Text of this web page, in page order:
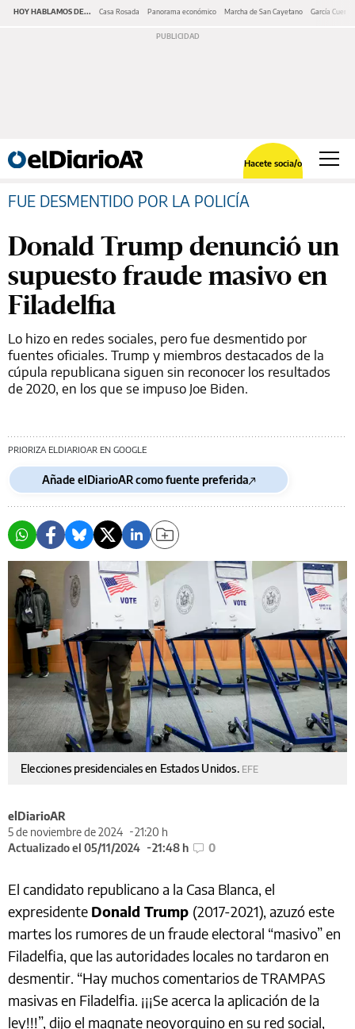
HOY HABLAMOS DE... Casa Rosada Panorama económico Marcha de San Cayetano García Cuerva
Hacete socia/o
FUE DESMENTIDO POR LA POLICÍA
Donald Trump denunció un
supuesto fraude masivo en
Filadelfia
Lo hizo en redes sociales, pero fue desmentido por
fuentes oficiales. Trump y miembros destacados de la
cúpula republicana siguen sin reconocer los resultados
de 2020, en los que se impuso Joe Biden.
PRIORIZA ELDIARIOAR EN GOOGLE
Añade elDiarioAR como fuente preferida
Elecciones presidenciales en Estados Unidos. EFE
elDiarioAR
5 de noviembre de 2024
21:20 h
Actualizado el 05/11/2024
21:48 h 0
El candidato republicano a la Casa Blanca, el
expresidente Donald Trump (2017-2021), azuzó este
martes los rumores de un fraude electoral “masivo” en
Filadelfia, que las autoridades locales no tardaron en
desmentir. “Hay muchos comentarios de TRAMPAS
masivas en Filadelfia. ¡¡¡Se acerca la aplicación de la
ley!!!”, dijo el magnate neoyorquino en su red social,